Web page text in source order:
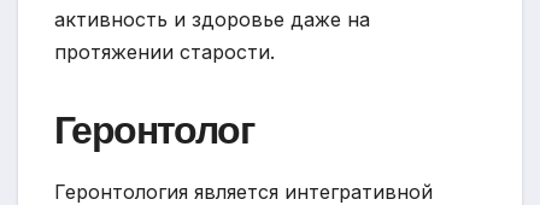
активность и здоровье даже на
протяжении старости.
Геронтолог
Геронтология является интегративной